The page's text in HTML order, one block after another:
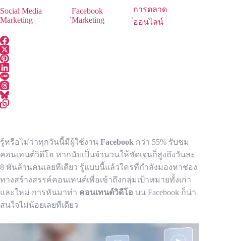
Social Media
Marketing
,
Facebook
Marketing
,
การตลาด
ออนไลน์
รู้หรือไม่ว่าทุกวันนี้มีผู้ใช้งาน Facebook กว่า 55% รับชม
คอนเทนต์วิดีโอ หากนับเป็นจำนวนให้ชัดเจนก็สูงถึงวันละ
8 พันล้านคนเลยทีเดียว รู้แบบนี้แล้วใครที่กำลังมองหาช่อง
ทางสร้างสรรค์คอนเทนต์เพื่อเข้าถึงกลุ่มเป้าหมายทั้งเก่า
และใหม่ การหันมาทำ คอนเทนต์วิดีโอ บน Facebook ก็น่า
สนใจไม่น้อยเลยทีเดียว